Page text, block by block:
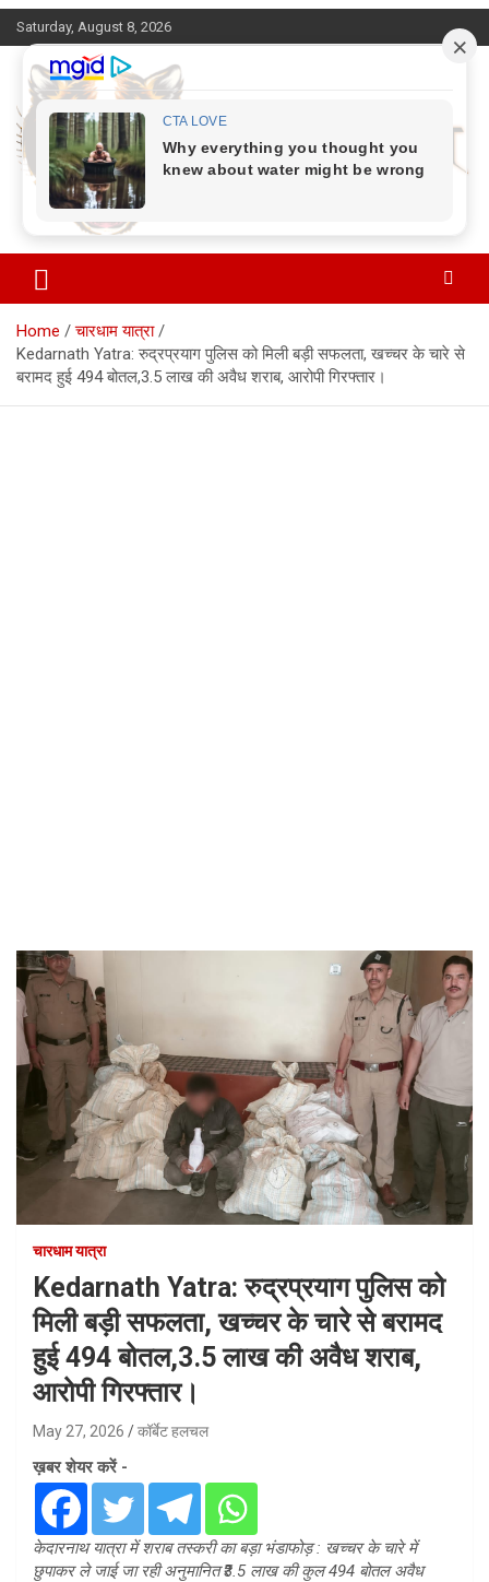
Skip
to
content
Saturday, August 8, 2026
Corbett Halchal (कॉर्बेट हलचल)
Home
चारधाम यात्रा
Kedarnath Yatra: रुद्रप्रयाग पुलिस को मिली बड़ी सफलता, खच्चर के चारे से
बरामद हुई 494 बोतल,3.5 लाख की अवैध शराब, आरोपी गिरफ्तार।
चारधाम यात्रा
Kedarnath Yatra: रुद्रप्रयाग पुलिस को
मिली बड़ी सफलता, खच्चर के चारे से बरामद
हुई 494 बोतल,3.5 लाख की अवैध शराब,
आरोपी गिरफ्तार।
May 27, 2026 कॉर्बेट हलचल
ख़बर शेयर करें -
केदारनाथ यात्रा में शराब तस्करी का बड़ा भंडाफोड़ : खच्चर के चारे में
छुपाकर ले जाई जा रही अनुमानित ₹3.5 लाख की कुल 494 बोतल अवैध